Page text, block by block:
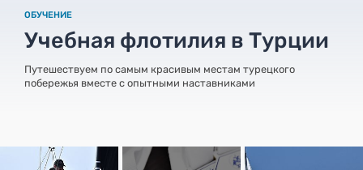
ОБУЧЕНИЕ
Учебная флотилия в Турции
Путешествуем по самым красивым местам турецкого
побережья вместе с опытными наставниками